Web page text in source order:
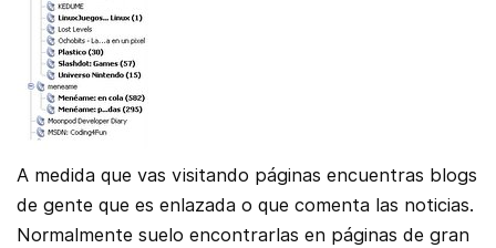
A medida que vas visitando páginas encuentras blogs
de gente que es enlazada o que comenta las noticias.
Normalmente suelo encontrarlas en páginas de gran